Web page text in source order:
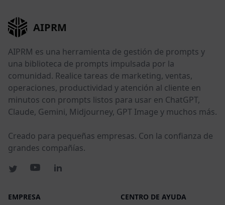
AIPRM
AIPRM es una herramienta de gestión de prompts y
una biblioteca de prompts impulsada por la
comunidad. Realice tareas de marketing, ventas,
operaciones, productividad y atención al cliente en
minutos con prompts listos para usar en ChatGPT,
Claude, Gemini, Midjourney, GPT Image y muchos más.
Creado para pequeñas empresas. Con la confianza de
grandes compañías.
EMPRESA CENTRO DE AYUDA